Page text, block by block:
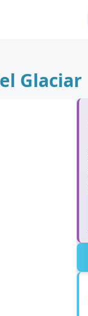
Glaciar